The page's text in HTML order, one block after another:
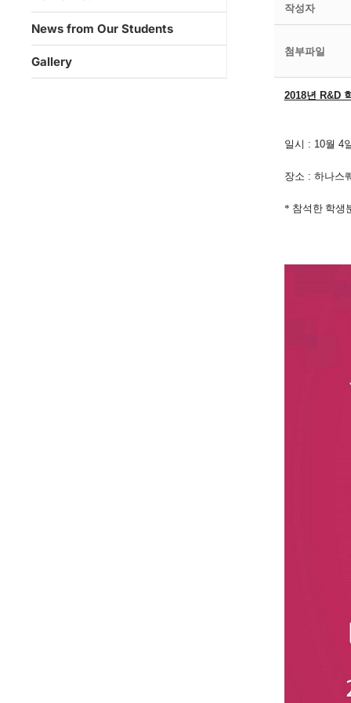
작성자
첨부파일
2018년 R&D
일시 : 10월 4
장소 : 하나스
* 참석한 학생
News from Our Students
Gallery